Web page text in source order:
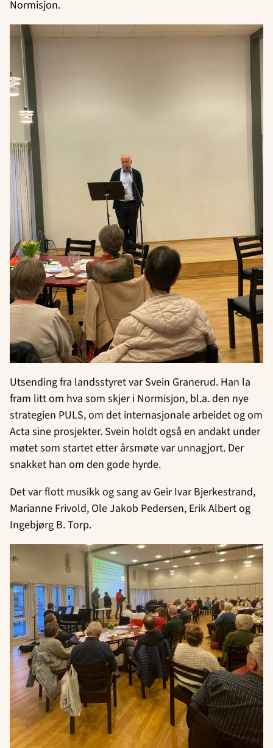
Normisjon.
Utsending fra landsstyret var Svein Granerud. Han la
fram litt om hva som skjer i Normisjon, bl.a. den nye
strategien PULS, om det internasjonale arbeidet og om
Acta sine prosjekter. Svein holdt også en andakt under
møtet som startet etter årsmøte var unnagjort. Der
snakket han om den gode hyrde.
Det var flott musikk og sang av Geir Ivar Bjerkestrand,
Marianne Frivold, Ole Jakob Pedersen, Erik Albert og
Ingebjørg B. Torp.